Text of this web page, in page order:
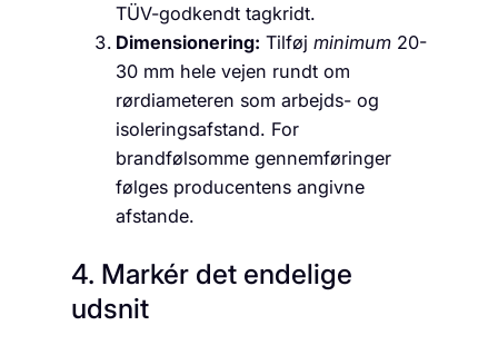
TÜV-godkendt tagkridt.
Dimensionering: Tilføj minimum 20-
30 mm hele vejen rundt om
rørdiameteren som arbejds- og
isoleringsafstand. For
brandfølsomme gennemføringer
følges producentens angivne
afstande.
4. Markér det endelige
udsnit